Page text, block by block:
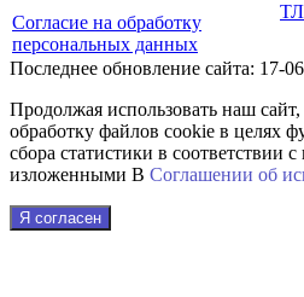
Согласие на обработку
персональных данных
Последнее обновление сайта: 17-
Продолжая использовать наш сайт,
обработку файлов cookie в целях
сбора статистики в соответствии
изложенными В Соглашении об
Я согласен